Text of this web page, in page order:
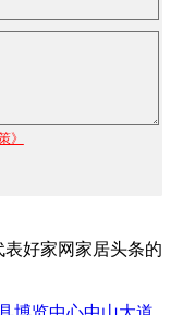
》
好家网家居头条的